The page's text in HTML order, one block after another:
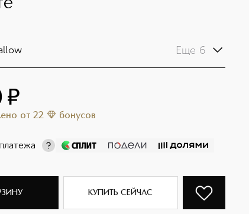
Еще 6
¤
от 22 бонусов
КУПИТЬ СЕЙЧАС